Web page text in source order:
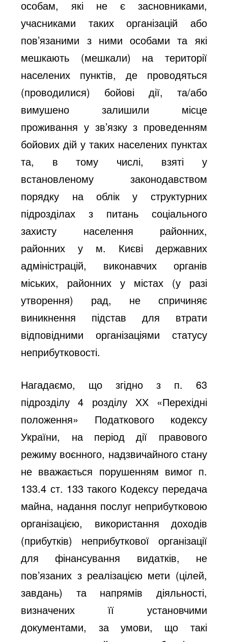
особам, які не є засновниками,
учасниками таких організацій або
пов’язаними з ними особами та які
мешкають (мешкали) на території
населених пунктів, де проводяться
(проводилися) бойові дії, та/або
вимушено залишили місце
проживання у зв’язку з проведенням
бойових дій у таких населених пунктах
та, в тому числі, взяті у
встановленому законодавством
порядку на облік у структурних
підрозділах з питань соціального
захисту населення районних,
районних у м. Києві державних
адміністрацій, виконавчих органів
міських, районних у містах (у разі
утворення) рад, не спричиняє
виникнення підстав для втрати
відповідними організаціями статусу
неприбутковості.
Нагадаємо, що згідно з п. 63
підрозділу 4 розділу ХХ «Перехідні
положення» Податкового кодексу
України, на період дії правового
режиму воєнного, надзвичайного стану
не вважається порушенням вимог п.
133.4 ст. 133 такого Кодексу передача
майна, надання послуг неприбутковою
організацією, використання доходів
(прибутків) неприбуткової організації
для фінансування видатків, не
пов’язаних з реалізацією мети (цілей,
завдань) та напрямів діяльності,
визначених її установчими
документами, за умови, що такі